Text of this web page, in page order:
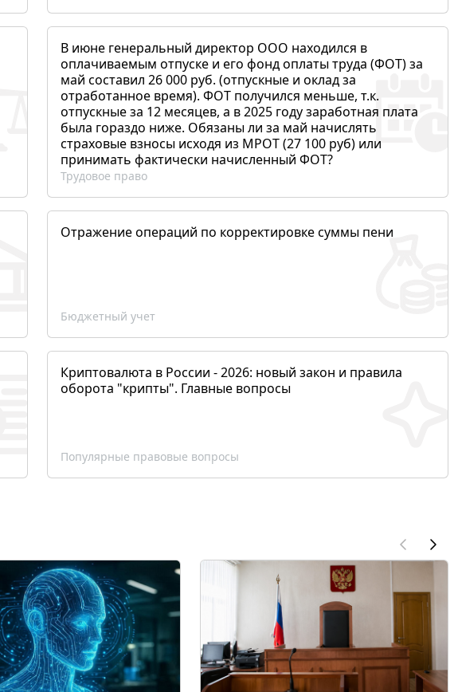
В июне генеральный директор ООО находился в
оплачиваемым отпуске и его фонд оплаты труда (ФОТ) за
май составил 26 000 руб. (отпускные и оклад за
отработанное время). ФОТ получился меньше, т.к.
отпускные за 12 месяцев, а в 2025 году заработная плата
была гораздо ниже. Обязаны ли за май начислять
страховые взносы исходя из МРОТ (27 100 руб) или
принимать фактически начисленный ФОТ?
Трудовое право
Отражение операций по корректировке суммы пени
Бюджетный учет
Криптовалюта в России - 2026: новый закон и правила
оборота "крипты". Главные вопросы
Популярные правовые вопросы